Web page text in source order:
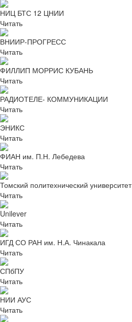
НИЦ БТС 12 ЦНИИ
Читать
ВНИИР-ПРОГРЕСС
Читать
ФИЛЛИП МОРРИС КУБАНЬ
Читать
РАДИОТЕЛЕ- КОММУНИКАЦИИ
Читать
ЭНИКС
Читать
ФИАН им. П.Н. Лебедева
Читать
Томский политехнический университет
Читать
Unilever
Читать
ИГД СО РАН им. Н.А. Чинакала
Читать
СПбПУ
Читать
НИИ АУС
Читать